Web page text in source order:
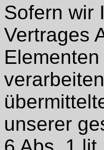
Sofern wir
Vertrages
unserer